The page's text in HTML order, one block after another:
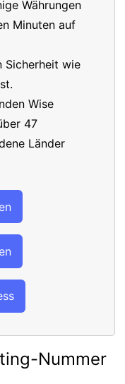
Währungen
Minuten auf
Sicherheit wie
Wise
47
Länder
Nummer